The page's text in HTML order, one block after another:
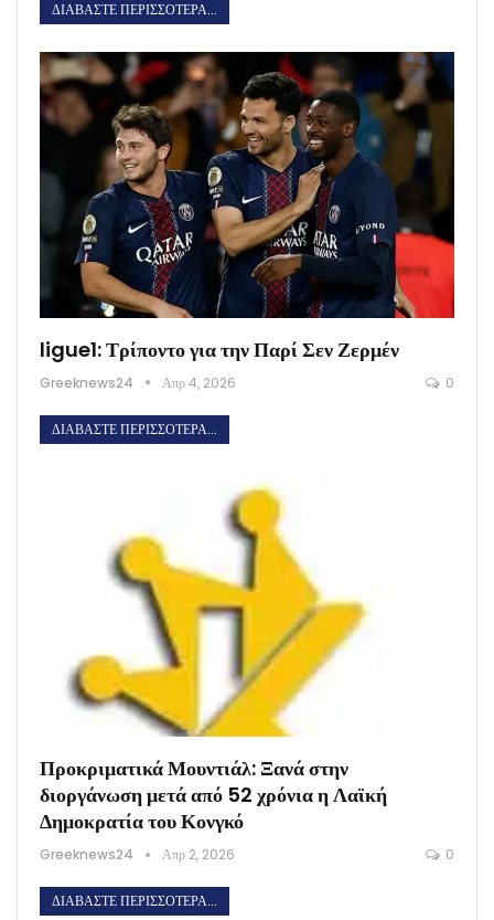
ΔΙΑΒΆΣΤΕ ΠΕΡΙΣΣΌΤΕΡΑ...
ligue1: Τρίποντο για την Παρί Σεν Ζερμέν
Greeknews24 Απρ 4, 2026 0
ΔΙΑΒΆΣΤΕ ΠΕΡΙΣΣΌΤΕΡΑ...
Προκριματικά Μουντιάλ: Ξανά στην
διοργάνωση μετά από 52 χρόνια η Λαϊκή
Δημοκρατία του Κονγκό
Greeknews24 Απρ 2, 2026 0
ΔΙΑΒΆΣΤΕ ΠΕΡΙΣΣΌΤΕΡΑ...